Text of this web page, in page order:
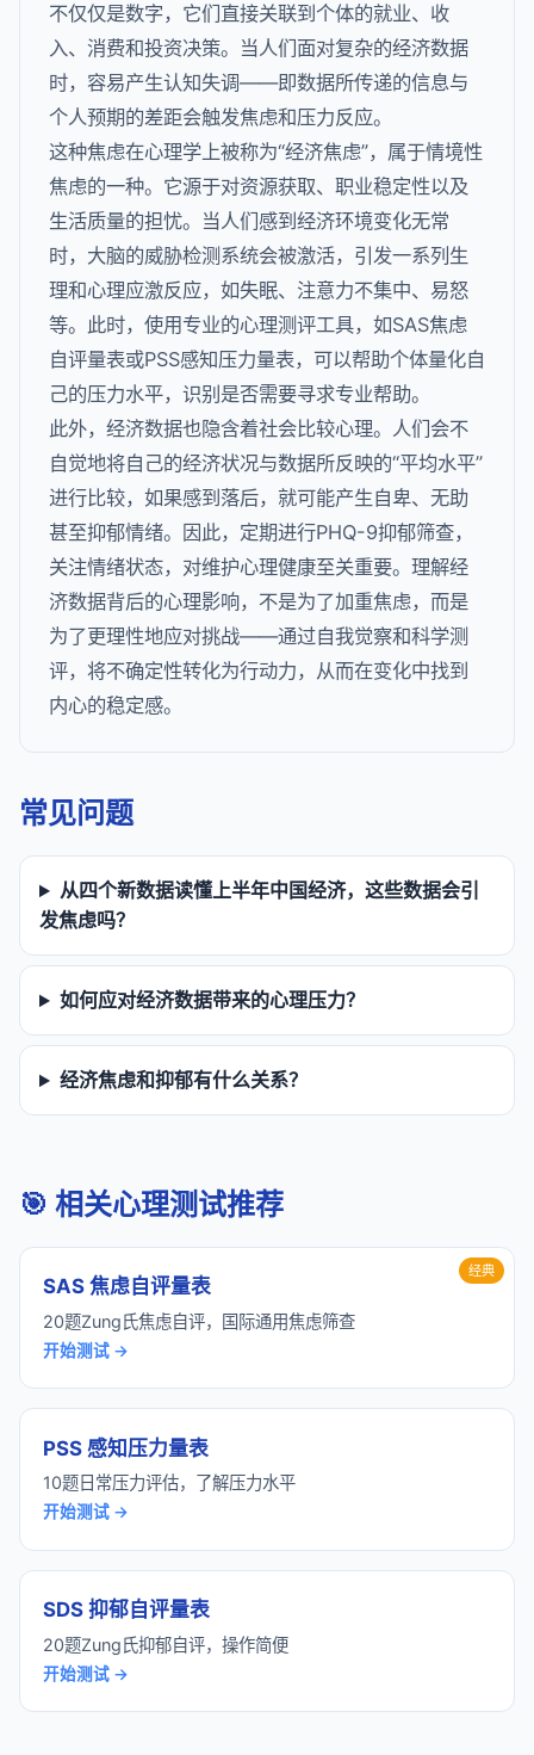
不仅仅是数字，它们直接关联到个体的就业、收
入、消费和投资决策。当人们面对复杂的经济数据
时，容易产生认知失调——即数据所传递的信息与
个人预期的差距会触发焦虑和压力反应。
这种焦虑在心理学上被称为“经济焦虑”，属于情境性
焦虑的一种。它源于对资源获取、职业稳定性以及
生活质量的担忧。当人们感到经济环境变化无常
时，大脑的威胁检测系统会被激活，引发一系列生
理和心理应激反应，如失眠、注意力不集中、易怒
等。此时，使用专业的心理测评工具，如SAS焦虑
自评量表或PSS感知压力量表，可以帮助个体量化自
己的压力水平，识别是否需要寻求专业帮助。
此外，经济数据也隐含着社会比较心理。人们会不
自觉地将自己的经济状况与数据所反映的“平均水平”
进行比较，如果感到落后，就可能产生自卑、无助
甚至抑郁情绪。因此，定期进行PHQ-9抑郁筛查，
关注情绪状态，对维护心理健康至关重要。理解经
济数据背后的心理影响，不是为了加重焦虑，而是
为了更理性地应对挑战——通过自我觉察和科学测
评，将不确定性转化为行动力，从而在变化中找到
内心的稳定感。
常见问题
从四个新数据读懂上半年中国经济，这些数据会引
发焦虑吗？
如何应对经济数据带来的心理压力？
经济焦虑和抑郁有什么关系？
🎯 相关心理测试推荐
经典
SAS 焦虑自评量表
20题Zung氏焦虑自评，国际通用焦虑筛查
开始测试 →
PSS 感知压力量表
10题日常压力评估，了解压力水平
开始测试 →
SDS 抑郁自评量表
20题Zung氏抑郁自评，操作简便
开始测试 →